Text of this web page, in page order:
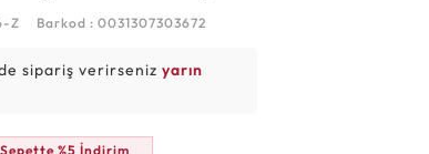
Z Barkod : 0031307303672
sipariş verirsenizyarın
Sepette %5 İndirim